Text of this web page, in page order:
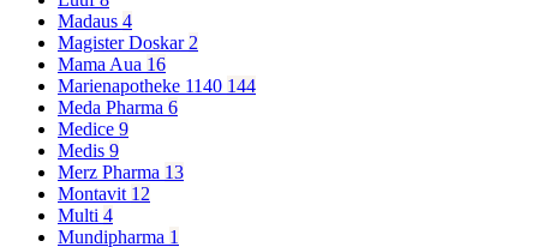
Madaus 4
Magister Doskar2
Mama Aua 16
Marienapotheke 1140 144
Meda Pharma 6
Medice 9
Medis 9
Merz Pharma 13
Montavit 12
Multi 4
Mundipharma 1